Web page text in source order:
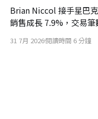
Brian Niccol 接手星巴
銷售成長 7.9%，交易
顧客重新帶回門市。
31 7月 2026閱讀時間 6 分鐘